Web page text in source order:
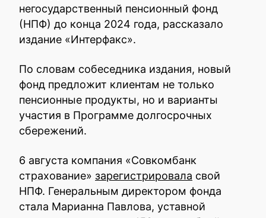
негосударственный пенсионный фонд
(НПФ) до конца 2024 года, рассказало
издание «Интерфакс».
По словам собеседника издания, новый
фонд предложит клиентам не только
пенсионные продукты, но и варианты
участия в Программе долгосрочных
сбережений.
6 августа компания «Совкомбанк
страхование» зарегистрировала свой
НПФ. Генеральным директором фонда
стала Марианна Павлова, уставной